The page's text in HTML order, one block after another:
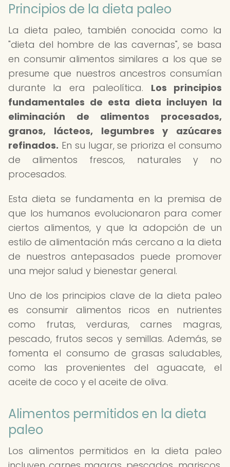
Principios de la dieta paleo
La dieta paleo, también conocida como la
"dieta del hombre de las cavernas", se basa
en consumir alimentos similares a los que se
presume que nuestros ancestros consumían
durante la era paleolítica. Los principios
fundamentales de esta dieta incluyen la
eliminación de alimentos procesados,
granos, lácteos, legumbres y azúcares
refinados. En su lugar, se prioriza el consumo
de alimentos frescos, naturales y no
procesados.
Esta dieta se fundamenta en la premisa de
que los humanos evolucionaron para comer
ciertos alimentos, y que la adopción de un
estilo de alimentación más cercano a la dieta
de nuestros antepasados puede promover
una mejor salud y bienestar general.
Uno de los principios clave de la dieta paleo
es consumir alimentos ricos en nutrientes
como frutas, verduras, carnes magras,
pescado, frutos secos y semillas. Además, se
fomenta el consumo de grasas saludables,
como las provenientes del aguacate, el
aceite de coco y el aceite de oliva.
Alimentos permitidos en la dieta
paleo
Los alimentos permitidos en la dieta paleo